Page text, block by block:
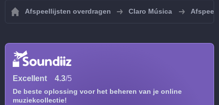
Afspeellijsten overdragen Claro Música
Excellent 4.3/5
De beste oplossing voor het beheren van je online
muziekcollectie!